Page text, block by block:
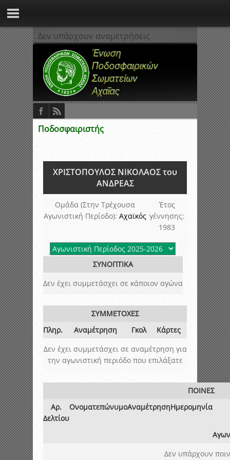
Δεν υπάρχουν αναμετρήσεις
Ποδοσφαιριστής
ΧΡΙΣΤΟΠΟΥΛΟΣ ΝΙΚΟΛΑΟΣ του
ΑΝΔΡΕΑΣ
Ομάδα (Στην Τρέχουσα
Αγωνιστική Περίοδο): Αχαϊκός
Έτος
γέννησης:
1983
ΣΥΝΟΠΤΙΚΑ
Δεν έχει συμμετάσχει σε κάποιον αγώνα
ΣΥΜΜΕΤΟΧΕΣ
Πληρ.
Αναμέτρηση Γκολ
Κάρτες
Δεν έχει συμμετάσχει σε αναμέτρηση για
την αγωνιστική περιόδο που επιλάξατε
ΠΟΙΝΕΣ
Αρ.
Δελτίου
ΟνοματεπώνυμοΑναμέτρησηΗμερομηνία
Δεν υπάρχουν